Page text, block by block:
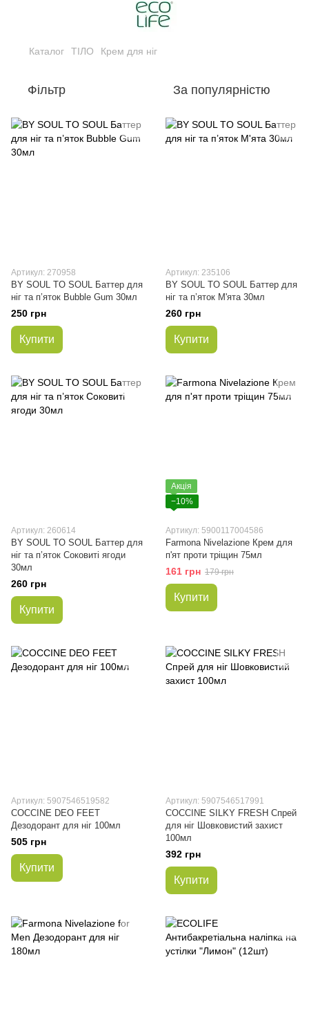
Каталог ТІЛО Крем для ніг
Фільтр За популярністю
Артикул: 270958
BY SOUL TO SOUL Баттер для
ніг та п’яток Bubble Gum 30мл
250 грн
Купити
Артикул: 235106
BY SOUL TO SOUL Баттер для
ніг та п’яток М'ята 30мл
260 грн
Купити
Артикул: 260614
BY SOUL TO SOUL Баттер для
ніг та п’яток Соковиті ягоди
30мл
260 грн
Купити
Акція
−10%
Артикул: 5900117004586
Farmona Nivelazione Крем для
п'ят проти тріщин 75мл
161 грн 179 грн
Купити
Артикул: 5907546519582
COCCINE DEO FEET
Дезодорант для ніг 100мл
505 грн
Купити
Артикул: 5907546517991
COCCINE SILKY FRESH Спрей
для ніг Шовковистий захист
100мл
392 грн
Купити